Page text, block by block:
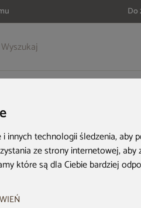
innych technologii śledzenia,
ze strony internetowej,aby
które są dla Ciebie bardziej
Do
Akcesoria